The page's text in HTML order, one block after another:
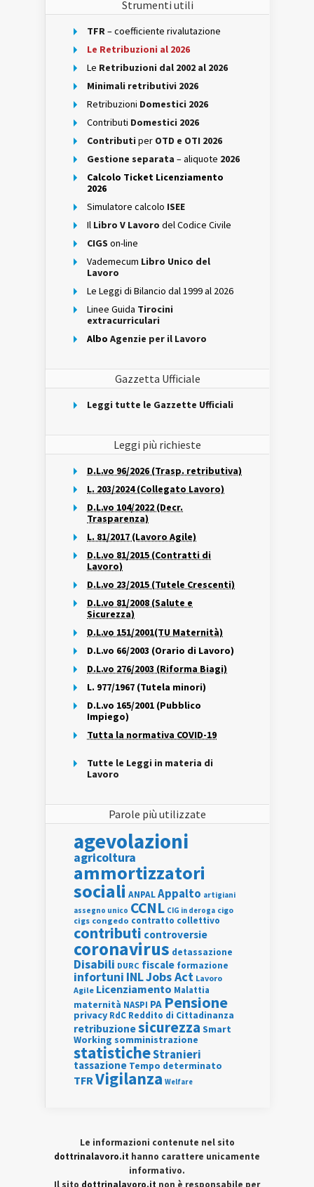
Strumenti utili
TFR– coefficiente rivalutazione
Le Retribuzioni al 2026
Le Retribuzioni dal 2002 al 2026
Minimali retributivi 2026
Retribuzioni Domestici 2026
Contributi Domestici 2026
Contributi per OTD e OTI 2026
Gestione separata – aliquote 2026
Calcolo Ticket Licenziamento
2026
Simulatore calcolo ISEE
Il Libro V Lavoro del Codice Civile
CIGS on-line
Vademecum Libro Unico del
Lavoro
Le Leggi di Bilancio dal 1999 al 2026
Linee Guida Tirocini
extracurriculari
Albo Agenzie per il Lavoro
Gazzetta Ufficiale
Leggi tutte le Gazzette Ufficiali
Leggi più richieste
D.L.vo 96/2026 (Trasp. retributiva)
L. 203/2024 (Collegato Lavoro)
D.L.vo 104/2022 (Decr.
Trasparenza)
L. 81/2017 (Lavoro Agile)
D.L.vo 81/2015 (Contratti di
Lavoro)
D.L.vo 23/2015 (Tutele Crescenti)
D.L.vo 81/2008 (Salute e
Sicurezza)
D.L.vo 151/2001(TU Maternità)
D.L.vo 66/2003 (Orario di Lavoro)
D.L.vo 276/2003 (Riforma Biagi)
L. 977/1967 (Tutela minori)
D.L.vo 165/2001 (Pubblico
Impiego)
Tutta la normativa COVID-19
Tutte le Leggi in materia di
Lavoro
Parole più utilizzate
agevolazioni
agricoltura
ammortizzatori
sociali ANPALAppalto artigiani
assegno unico CCNL CIG in deroga cigo
cigs congedo contratto collettivo
contributi controversie
coronavirus detassazione
Disabili DURC fiscale formazione
infortuni INLJobs Act Lavoro
Agile Licenziamento Malattia
maternità NASPI PA Pensione
privacy RdC Reddito di Cittadinanza
retribuzionesicurezza Smart
Working somministrazione
statisticheStranieri
tassazione Tempo determinato
TFRVigilanza Welfare
Le informazioni contenute nel sito
dottrinalavoro.it hanno carattere unicamente
informativo.
Il sito dottrinalavoro.it non è responsabile per